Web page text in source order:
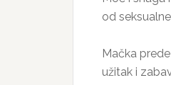
od
Mačka
užitak i